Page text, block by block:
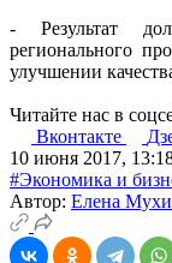
- Результат
регионального
улучшении
Читайте нас в
Вконтакте
10 июня 2017,
#Экономика и
Автор: Елена